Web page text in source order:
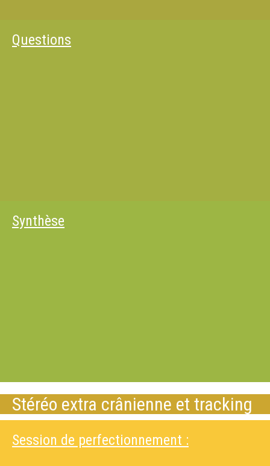
Questions
Synthèse
Stéréo extra crânienne et tracking
Session de perfectionnement :